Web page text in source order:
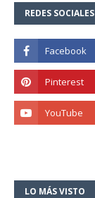
REDES SOCIALES
LO MÁS VISTO